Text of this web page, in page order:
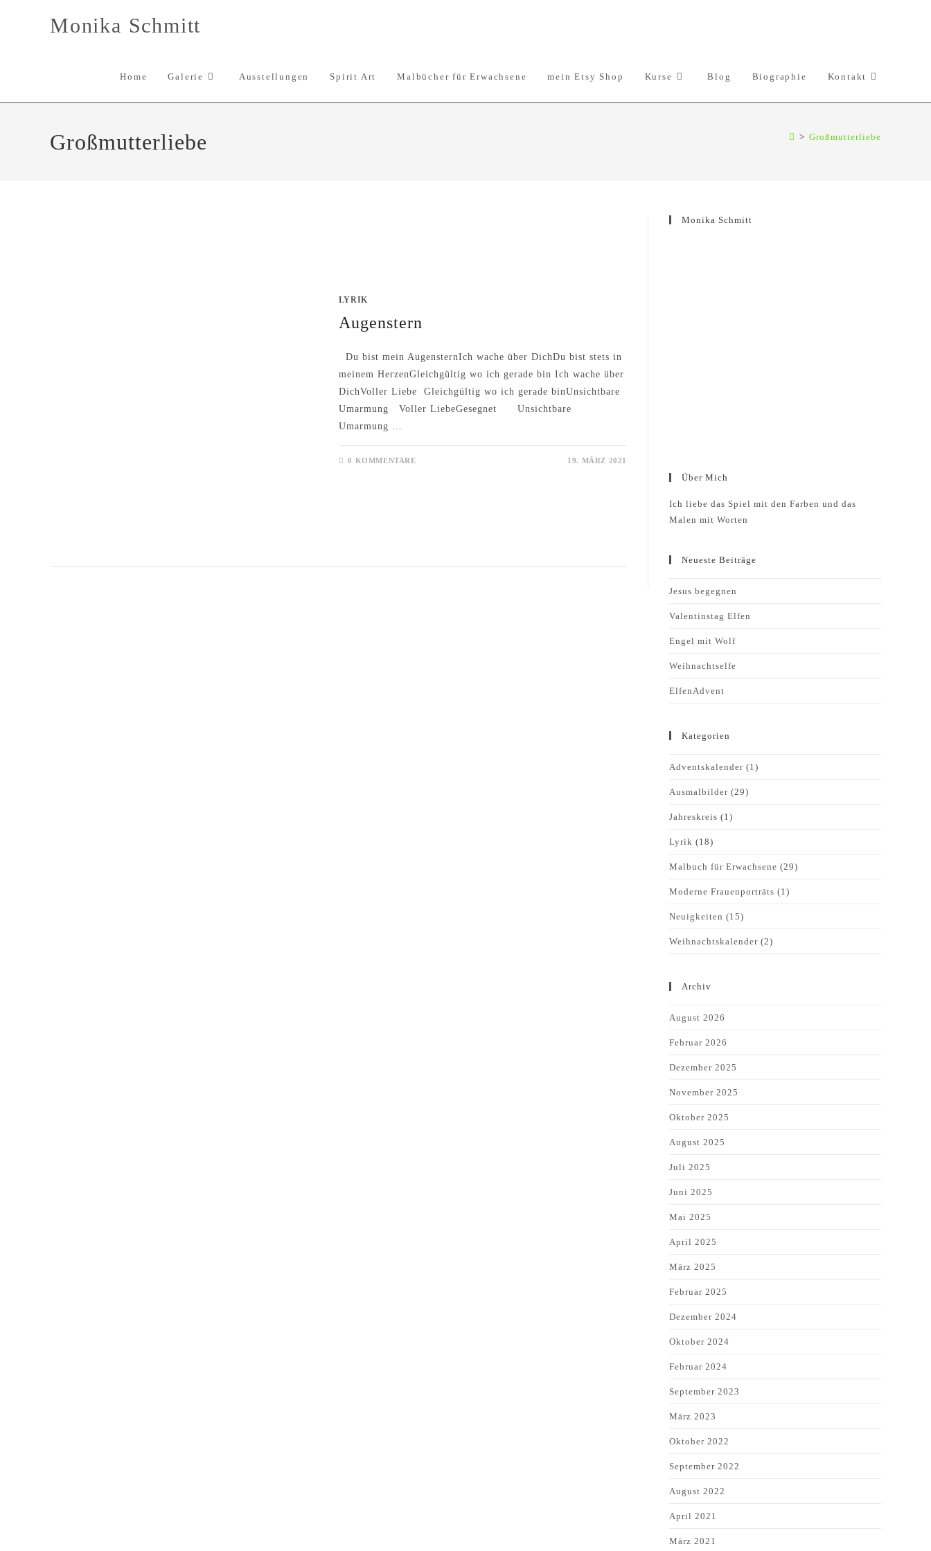
Monika Schmitt
Home Galerie Ausstellungen Spirit Art Malbücher für Erwachsene mein Etsy Shop Kurse Blog Biographie Kontakt
Großmutterliebe > Großmutterliebe
LYRIK
Augenstern
Du bist mein AugensternIch wache über DichDu bist stets in
meinem HerzenGleichgültig wo ich gerade bin Ich wache über
DichVoller Liebe Gleichgültig wo ich gerade binUnsichtbare
Umarmung Voller LiebeGesegnet Unsichtbare
Umarmung …
0 KOMMENTARE 19. MÄRZ 2021
Monika Schmitt
Über Mich
Ich liebe das Spiel mit den Farben und das
Malen mit Worten
Neueste Beiträge
Jesus begegnen
Valentinstag Elfen
Engel mit Wolf
Weihnachtselfe
ElfenAdvent
Kategorien
Adventskalender (1)
Ausmalbilder (29)
Jahreskreis (1)
Lyrik (18)
Malbuch für Erwachsene (29)
Moderne Frauenporträts (1)
Neuigkeiten (15)
Weihnachtskalender (2)
Archiv
August 2026
Februar 2026
Dezember 2025
November 2025
Oktober 2025
August 2025
Juli 2025
Juni 2025
Mai 2025
April 2025
März 2025
Februar 2025
Dezember 2024
Oktober 2024
Februar 2024
September 2023
März 2023
Oktober 2022
September 2022
August 2022
April 2021
März 2021